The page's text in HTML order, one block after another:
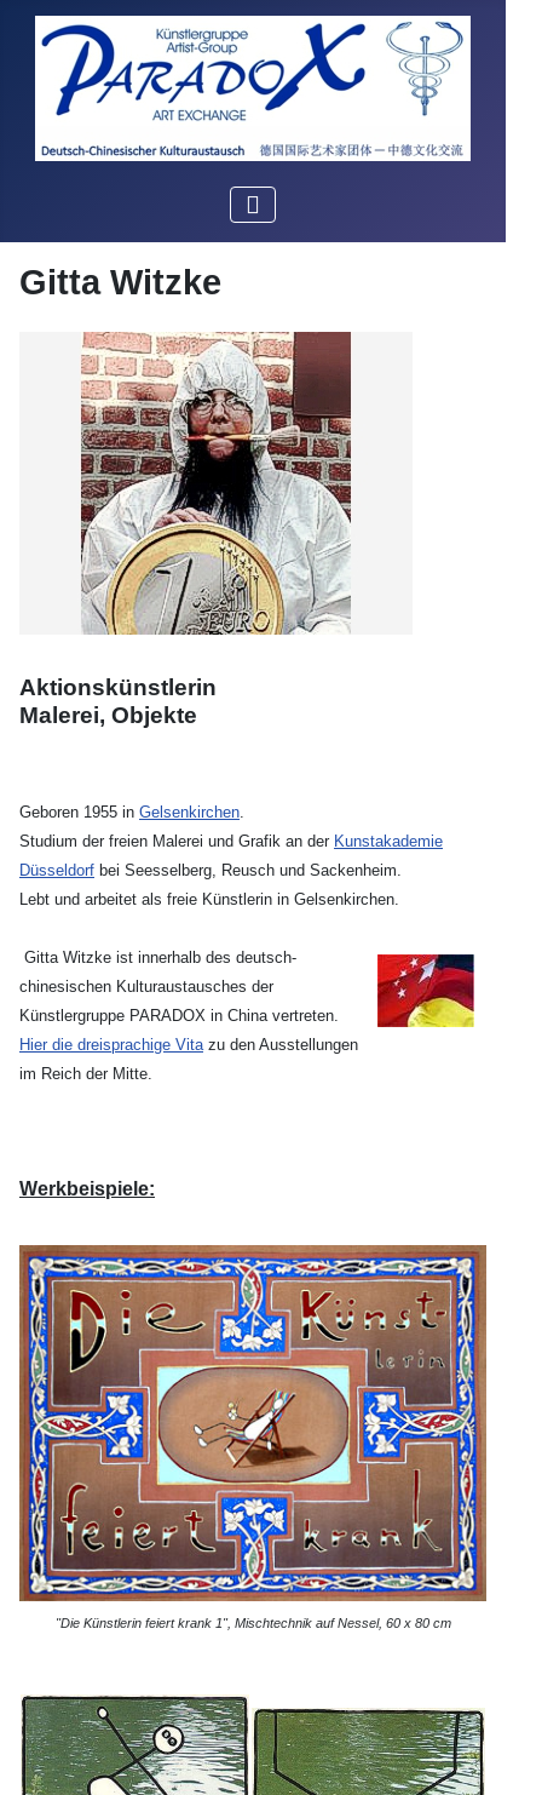
Gitta Witzke
Aktionskünstlerin
Malerei, Objekte
Geboren 1955 in Gelsenkirchen.
Studium der freien Malerei und Grafik an der Kunstakademie
Düsseldorf bei Seesselberg, Reusch und Sackenheim.
Lebt und arbeitet als freie Künstlerin in Gelsenkirchen.
Gitta Witzke ist innerhalb des deutsch-
chinesischen Kulturaustausches der
Künstlergruppe PARADOX in China vertreten.
Hier die dreisprachige Vitazu den Ausstellungen
im Reich der Mitte.
Werkbeispiele:
"Die Künstlerin feiert krank 1", Mischtechnik auf Nessel, 60 x 80 cm